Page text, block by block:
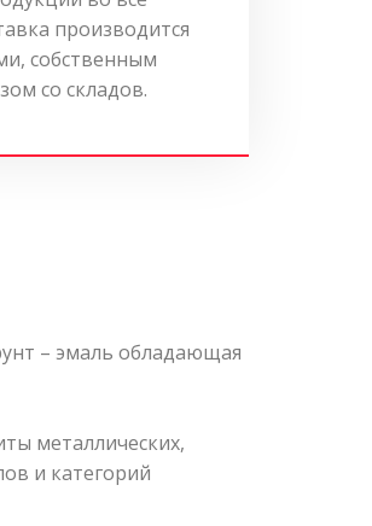
производится
собственным
со складов.
– эмаль обладающая
металлических,
и категорий